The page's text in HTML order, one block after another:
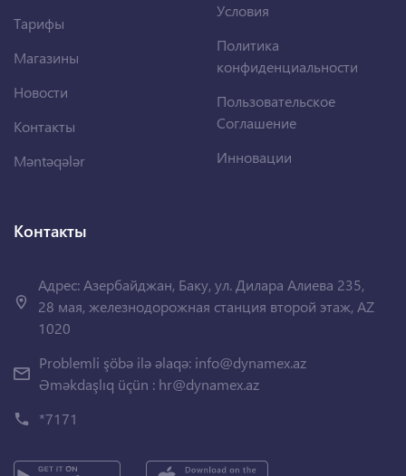
Тарифы
Магазины
Новости
Контакты
Məntəqələr
Условия
Политика
конфиденциальности
Пользовательское
Соглашение
Инновации
Контакты
Адрес: Азербайджан, Баку, ул. Дилара Алиева 235,
28 мая, железнодорожная станция второй этаж, AZ
1020
Problemli şöbə ilə əlaqə: info@dynamex.az
Əməkdaşlıq üçün : hr@dynamex.az
*7171